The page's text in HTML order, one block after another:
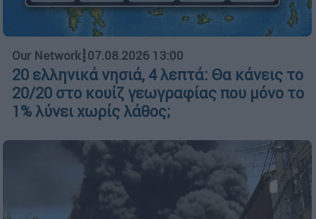
Our Network┋07.08.2026 13:00
20 ελληνικά νησιά, 4 λεπτά: Θα κάνεις το
20/20 στο κουίζ γεωγραφίας που μόνο το
1% λύνει χωρίς λάθος;